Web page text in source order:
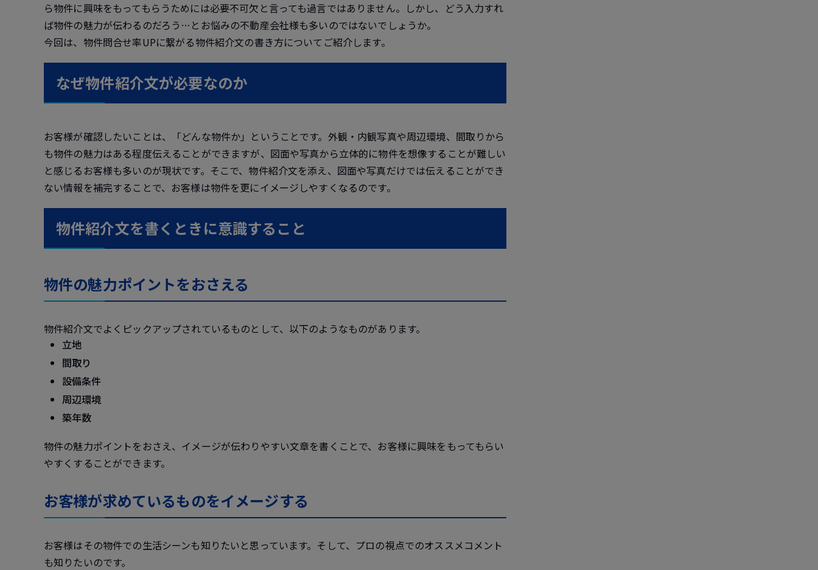
ら物件に興味をもってもらうためには必要不可欠と言っても過言ではありません。しかし、どう入力すれ
ば物件の魅力が伝わるのだろう…とお悩みの不動産会社様も多いのではないでしょうか。
今回は、物件問合せ率UPに繋がる物件紹介文の書き方についてご紹介します。
なぜ物件紹介文が必要なのか
お客様が確認したいことは、「どんな物件か」ということです。外観・内観写真や周辺環境、間取りから
も物件の魅力はある程度伝えることができますが、図面や写真から立体的に物件を想像することが難しい
と感じるお客様も多いのが現状です。そこで、物件紹介文を添え、図面や写真だけでは伝えることができ
ない情報を補完することで、お客様は物件を更にイメージしやすくなるのです。
物件紹介文を書くときに意識すること
物件の魅力ポイントをおさえる
物件紹介文でよくピックアップされているものとして、以下のようなものがあります。
立地
間取り
設備条件
周辺環境
築年数
物件の魅力ポイントをおさえ、イメージが伝わりやすい文章を書くことで、お客様に興味をもってもらい
やすくすることができます。
お客様が求めているものをイメージする
お客様はその物件での生活シーンも知りたいと思っています。そして、プロの視点でのオススメコメント
も知りたいのです。